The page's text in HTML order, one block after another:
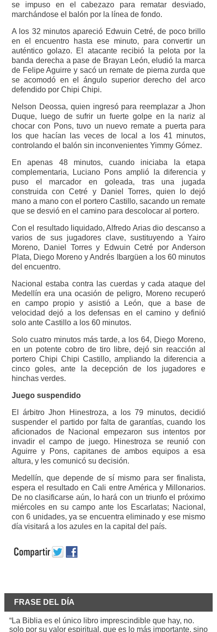
se impuso en el cabezazo para rematar desviado,
marchándose el balón por la línea de fondo.
A los 32 minutos apareció Edwuin Cetré, de poco brillo
en el encuentro hasta ese minuto, para convertir un
auténtico golazo. El atacante recibió la pelota por la
banda derecha a pase de Brayan León, eludió la marca
de Felipe Aguirre y sacó un remate de pierna zurda que
se acomodó en el ángulo superior derecho del arco
defendido por Chipi Chipi.
Nelson Deossa, quien ingresó para reemplazar a Jhon
Duque, luego de sufrir un fuerte golpe en la nariz al
chocar con Pons, tuvo un nuevo remate a puerta para
los que hacían las veces de local a los 41 minutos,
controlando el balón sin inconvenientes Yimmy Gómez.
En apenas 48 minutos, cuando iniciaba la etapa
complementaria, Luciano Pons amplió la diferencia y
puso el marcador en goleada, tras una jugada
construida con Cetré y Daniel Torres, quien lo dejó
mano a mano con el portero Castillo, sacando un remate
que se desvió en el camino para descolocar al portero.
Con el resultado liquidado, Alfredo Arias dio descanso a
varios de sus jugadores clave, sustituyendo a Yairo
Moreno, Daniel Torres y Edwuin Cetré por Anderson
Plata, Diego Moreno y Andrés Ibargüen a los 60 minutos
del encuentro.
Nacional estaba contra las cuerdas y cada ataque del
Medellín era una ocasión de peligro, Moreno recuperó
en campo propio y asistió a León, que a base de
velocidad dejó a los defensas en el camino y definió
solo ante Castillo a los 60 minutos.
Solo cuatro minutos más tarde, a los 64, Diego Moreno,
en un potente cobro de tiro libre, dejó sin reacción al
portero Chipi Chipi Castillo, ampliando la diferencia a
cinco goles, ante la decepción de los jugadores e
hinchas verdes.
Juego suspendido
El árbitro Jhon Hinestroza, a los 79 minutos, decidió
suspender el partido por falta de garantías, cuando los
aficionados de Nacional empezaron sus intentos por
invadir el campo de juego. Hinestroza se reunió con
Aguirre y Pons, capitanes de ambos equipos a esa
altura, y les comunicó su decisión.
Medellín, que depende de sí mismo para ser finalista,
espera el resultado en Cali entre América y Millonarios.
De no clasificarse aún, lo hará con un triunfo el próximo
miércoles en su campo ante los Escarlatas; Nacional,
con 6 unidades, ya se encuentra eliminado y ese mismo
día visitará a los azules en la capital del país.
FRASE DEL DÍA
“La Biblia es el único libro imprescindible que hay, no.
solo por su valor espiritual, que es lo más importante, sino